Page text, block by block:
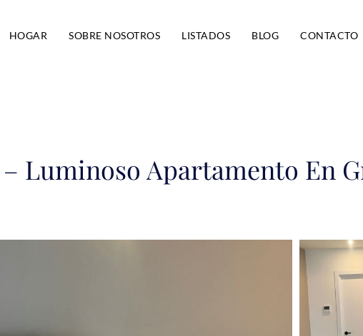
HOGAR SOBRE NOSOTROS LISTADOS BLOG CONTACTO
Luminoso Apartamento En